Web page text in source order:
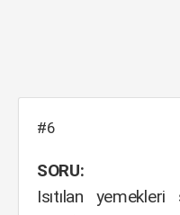
#6
SORU:
Isıtılan